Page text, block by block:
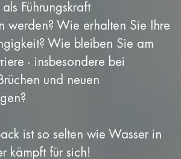
Führungskraft
werden? Wie erhalten Sie Ihre
Wie bleiben Sie am
- insbesondere bei
und neuen
ist so selten wie Wasser in
kämpft für sich!